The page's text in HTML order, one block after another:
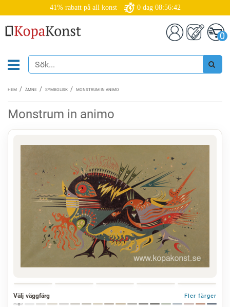
41% rabatt på all konst 0 dag 08:56:42
0
HEM ÄMNE SYMBOLISK MONSTRUM IN ANIMO
Monstrum in animo
Välj väggfärg Fler färger